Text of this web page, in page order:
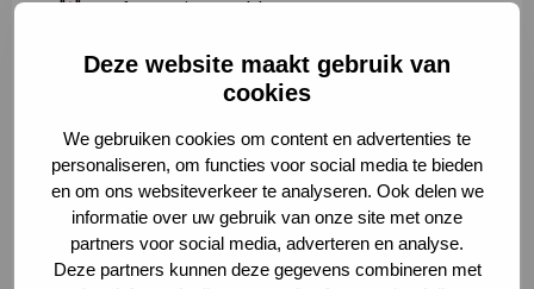
Deze website maakt gebruik van
cookies
We gebruiken cookies om content en advertenties te
personaliseren, om functies voor social media te bieden
en om ons websiteverkeer te analyseren. Ook delen we
informatie over uw gebruik van onze site met onze
partners voor social media, adverteren en analyse.
Deze partners kunnen deze gegevens combineren met
"*" geeft vereiste velden aan
2
Volledige omschrijving*